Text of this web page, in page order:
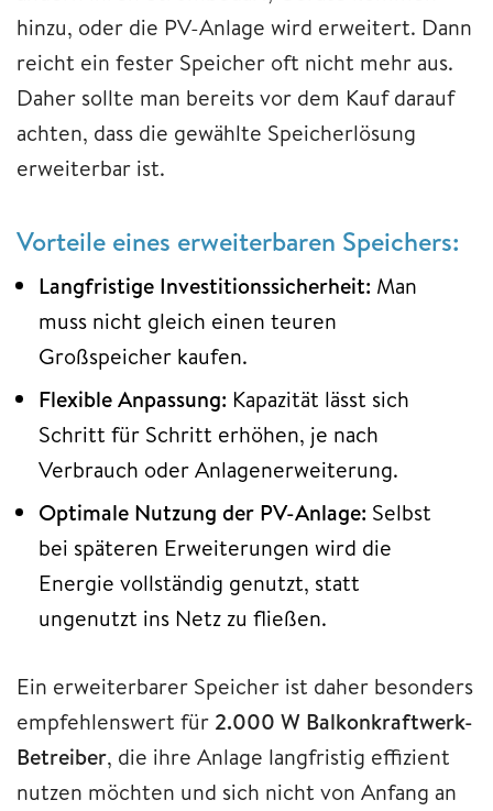
hinzu, oder die PV-Anlage wird erweitert. Dann
reicht ein fester Speicher oft nicht mehr aus.
Daher sollte man bereits vor dem Kauf darauf
achten, dass die gewählte Speicherlösung
erweiterbar ist.
Vorteile eines erweiterbaren Speichers:
Langfristige Investitionssicherheit: Man
muss nicht gleich einen teuren
Großspeicher kaufen.
Flexible Anpassung: Kapazität lässt sich
Schritt für Schritt erhöhen, je nach
Verbrauch oder Anlagenerweiterung.
Optimale Nutzung der PV-Anlage: Selbst
bei späteren Erweiterungen wird die
Energie vollständig genutzt, statt
ungenutzt ins Netz zu fließen.
Ein erweiterbarer Speicher ist daher besonders
empfehlenswert für 2.000 W Balkonkraftwerk-
Betreiber, die ihre Anlage langfristig effizient
nutzen möchten und sich nicht von Anfang an